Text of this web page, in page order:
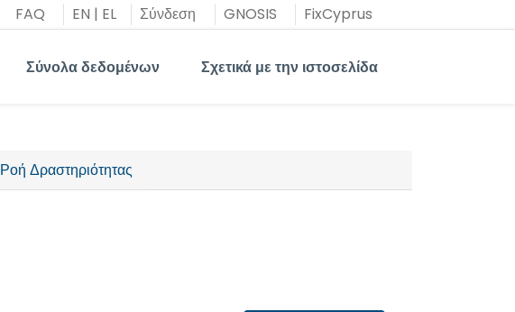
FAQ EN | EL Σύνδεση GNOSIS FixCyprus
Σύνολα δεδομένων Σχετικά με την ιστοσελίδα
Ροή Δραστηριότητας